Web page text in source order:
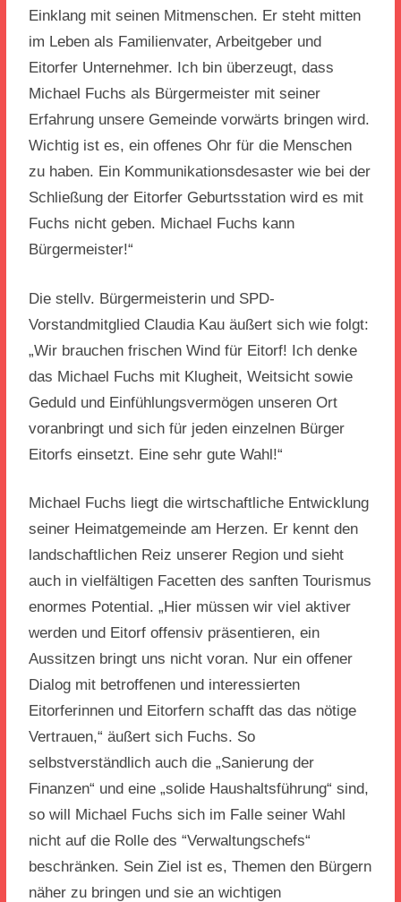
Einklang mit seinen Mitmenschen. Er steht mitten
im Leben als Familienvater, Arbeitgeber und
Eitorfer Unternehmer. Ich bin überzeugt, dass
Michael Fuchs als Bürgermeister mit seiner
Erfahrung unsere Gemeinde vorwärts bringen wird.
Wichtig ist es, ein offenes Ohr für die Menschen
zu haben. Ein Kommunikationsdesaster wie bei der
Schließung der Eitorfer Geburtsstation wird es mit
Fuchs nicht geben. Michael Fuchs kann
Bürgermeister!“
Die stellv. Bürgermeisterin und SPD-
Vorstandmitglied Claudia Kau äußert sich wie folgt:
„Wir brauchen frischen Wind für Eitorf! Ich denke
das Michael Fuchs mit Klugheit, Weitsicht sowie
Geduld und Einfühlungsvermögen unseren Ort
voranbringt und sich für jeden einzelnen Bürger
Eitorfs einsetzt. Eine sehr gute Wahl!“
Michael Fuchs liegt die wirtschaftliche Entwicklung
seiner Heimatgemeinde am Herzen. Er kennt den
landschaftlichen Reiz unserer Region und sieht
auch in vielfältigen Facetten des sanften Tourismus
enormes Potential. „Hier müssen wir viel aktiver
werden und Eitorf offensiv präsentieren, ein
Aussitzen bringt uns nicht voran. Nur ein offener
Dialog mit betroffenen und interessierten
Eitorferinnen und Eitorfern schafft das das nötige
Vertrauen,“ äußert sich Fuchs. So
selbstverständlich auch die „Sanierung der
Finanzen“ und eine „solide Haushaltsführung“ sind,
so will Michael Fuchs sich im Falle seiner Wahl
nicht auf die Rolle des “Verwaltungschefs“
beschränken. Sein Ziel ist es, Themen den Bürgern
näher zu bringen und sie an wichtigen